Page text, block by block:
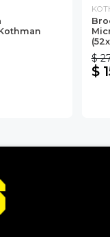
$
$